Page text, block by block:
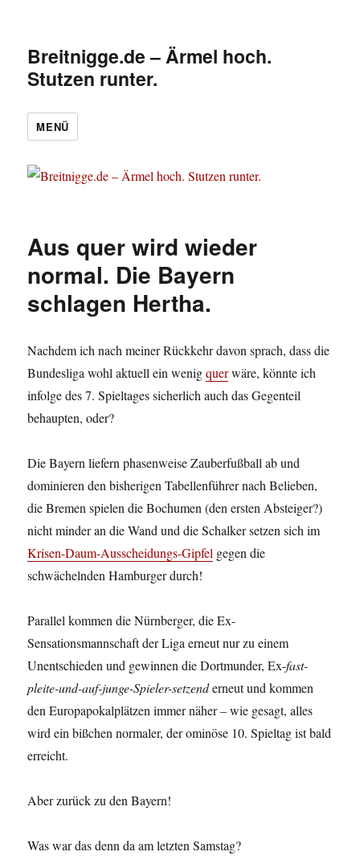
Breitnigge.de – Ärmel hoch.
Stutzen runter.
MENÜ
Aus quer wird wieder
normal. Die Bayern
schlagen Hertha.
Nachdem ich nach meiner Rückkehr davon sprach, dass die
Bundesliga wohl aktuell ein wenigquerwäre, könnte ich
infolge des 7. Spieltages sicherlich auch das Gegenteil
behaupten, oder?
Die Bayern liefern phasenweise Zauberfußball ab und
dominieren den bisherigen Tabellenführer nach Belieben,
die Bremen spielen die Bochumen (den ersten Absteiger?)
nicht minder an die Wand und die Schalker setzen sich im
Krisen-Daum-Ausscheidungs-Gipfel gegen die
schwächelnden Hamburger durch!
Parallel kommen die Nürnberger, die Ex-
Sensationsmannschaft der Liga erneut nur zu einem
Unentschieden und gewinnen die Dortmunder, Ex-fast-
pleite-und-auf-junge-Spieler-setzenderneut und kommen
den Europapokalplätzen immer näher – wie gesagt, alles
wird ein bißchen normaler, der ominöse 10. Spieltag ist bald
erreicht.
Aber zurück zu den Bayern!
Was war das denn da am letzten Samstag?